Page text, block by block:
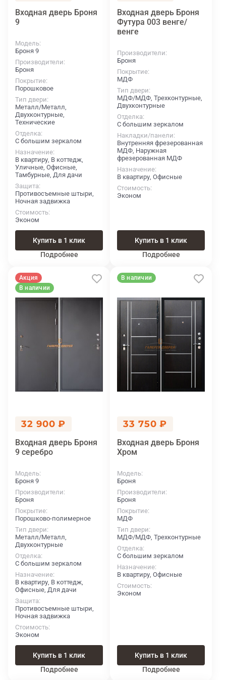
Входная дверь Броня
9
Модель
Броня 9
Производители
Броня
Покрытие
Порошковое
Тип двери
Металл/Металл,
Двухконтурные,
Технические
Отделка
С большим зеркалом
Назначение
В квартиру, В коттедж,
Уличные, Офисные,
Тамбурные, Для дачи
Защита
Противосъемные штыри,
Ночная задвижка
Стоимость
Эконом
Купить в 1 клик
Подробнее
Входная дверь Броня
Футура 003 венге/
венге
Производители
Броня
Покрытие
МДФ
Тип двери
МДФ/МДФ, Трехконтурные,
Двухконтурные
Отделка
С большим зеркалом
Накладки/панели
Внутренняя фрезерованная
МДФ, Наружная
фрезерованная МДФ
Назначение
В квартиру, Офисные
Стоимость
Эконом
Купить в 1 клик
Подробнее
Акция
В наличии
32 900 ₽
Входная дверь Броня
9 серебро
Модель
Броня 9
Производители
Броня
Покрытие
Порошково-полимерное
Тип двери
Металл/Металл,
Двухконтурные
Отделка
С большим зеркалом
Назначение
В квартиру, В коттедж,
Офисные, Для дачи
Защита
Противосъемные штыри,
Ночная задвижка
Стоимость
Эконом
Купить в 1 клик
Подробнее
В наличии
33 750 ₽
Входная дверь Броня
Хром
Модель
Броня
Производители
Броня
Покрытие
МДФ
Тип двери
МДФ/МДФ, Трехконтурные
Отделка
С большим зеркалом
Назначение
В квартиру, Офисные
Стоимость
Эконом
Купить в 1 клик
Подробнее